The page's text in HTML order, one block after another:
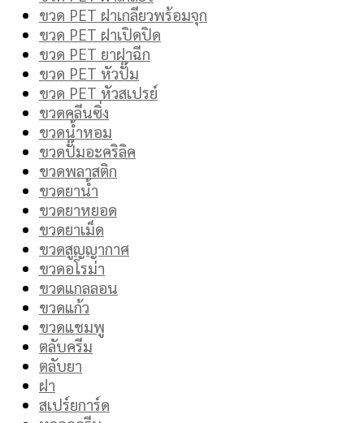
ขวด PET ฝาเกลียวพร้อมจุก
ขวด PET ฝาเปิดปิด
ขวด PET ยาฝาฉีก
ขวด PET หัวปั๊ม
ขวด PET หัวสเปรย์
ขวดคลีนซิ่ง
ขวดน้ำหอม
ขวดปั๊มอะคริลิค
ขวดพลาสติก
ขวดยาน้ำ
ขวดยาหยอด
ขวดยาเม็ด
ขวดสูญญากาศ
ขวดอโรม่า
ขวดแกลลอน
ขวดแก้ว
ขวดแชมพู
ตลับครีม
ตลับยา
ฝา
สเปร์ยการ์ด